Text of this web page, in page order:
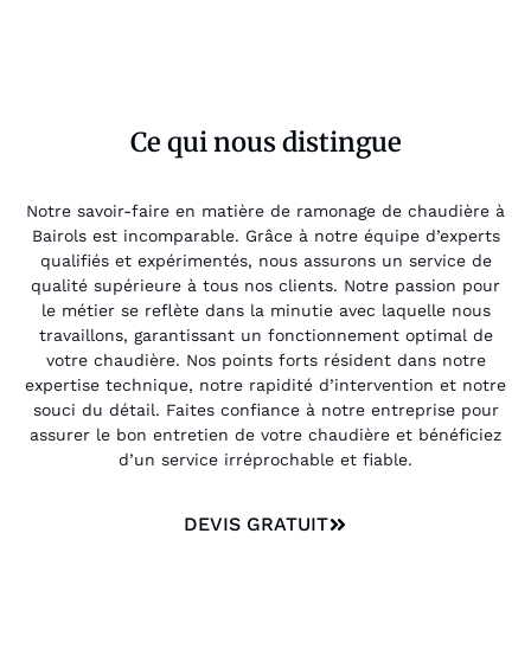
Ce qui nous distingue
Notre savoir-faire en matière de ramonage de chaudière à
Bairols est incomparable. Grâce à notre équipe d’experts
qualifiés et expérimentés, nous assurons un service de
qualité supérieure à tous nos clients. Notre passion pour
le métier se reflète dans la minutie avec laquelle nous
travaillons, garantissant un fonctionnement optimal de
votre chaudière. Nos points forts résident dans notre
expertise technique, notre rapidité d’intervention et notre
souci du détail. Faites confiance à notre entreprise pour
assurer le bon entretien de votre chaudière et bénéficiez
d’un service irréprochable et fiable.
DEVIS GRATUIT